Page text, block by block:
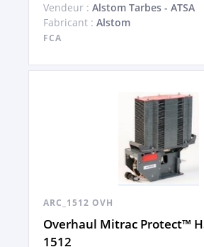
Vendeur : Alstom Tarbes - ATSA
Fabricant : Alstom
FCA
ARC_1512 OVH
Overhaul Mitrac Protect™
1512